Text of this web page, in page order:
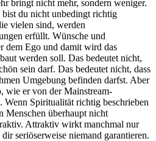
bringt nicht mehr, sondern weniger.
du nicht unbedingt richtig
vielen sind, werden
erfüllt. Wünsche und
dem Ego und damit wird das
werden soll. Das bedeutet nicht,
sein darf. Das bedeutet nicht, dass
Umgebung befinden darfst. Aber
wie er von der Mainstream-
Wenn Spiritualität richtig beschrieben
Menschen überhaupt nicht
Attraktiv wirkt manchmal nur
seriöserweise niemand garantieren.